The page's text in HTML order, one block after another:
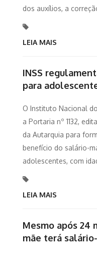
dos auxílios, a
LEIA MAIS
INSS
para
O Instituto Nacional
a Portaria nº 1132,
da Autarquia para
benefício do salário-
adolescentes, com
LEIA MAIS
Mesmo após 24
mãe terá